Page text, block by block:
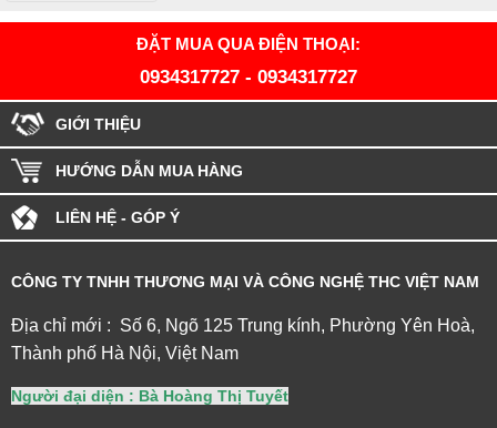
ĐẶT MUA QUA ĐIỆN THOẠI:
0934317727 - 0934317727
GIỚI THIỆU
HƯỚNG DẪN MUA HÀNG
LIÊN HỆ - GÓP Ý
CÔNG TY TNHH THƯƠNG MẠI VÀ CÔNG NGHỆ THC VIỆT NAM
Địa chỉ mới : Số 6, Ngõ 125 Trung kính, Phường Yên Hoà,
Thành phố Hà Nội, Việt Nam
Người đại diện : Bà Hoàng Thị Tuyết